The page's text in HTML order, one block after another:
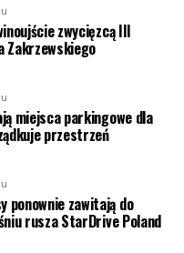
zwycięzcą III
Zakrzewskiego
miejsca parkingowe dla
przestrzeń
ponownie zawitają do
rusza StarDrive Poland